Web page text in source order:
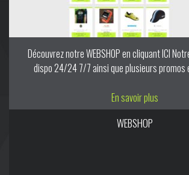
WEBSHOP
Découvrez notre WEBSHOP en cliquant ICI
dispo 24/24 7/7 ainsi que plusieurs promos
En savoir plus